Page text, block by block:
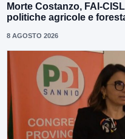
Morte Costanzo, FAI-
politiche agricole e
8 AGOSTO 2026